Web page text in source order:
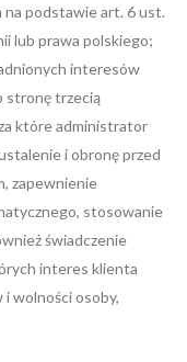
podstawie art. 6 ust.
lub prawa polskiego;
interesów
stronę trzecią
które administrator
i obronę przed
zapewnienie
stosowanie
świadczenie
interes klienta
wolności osoby,